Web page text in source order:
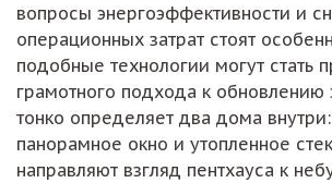
вопросы энергоэффективности и
операционных затрат стоят
подобные технологии могут стать
грамотного подхода к
тонко определяет два дома
панорамное окно и утопленное
направляют взгляд пентхауса к